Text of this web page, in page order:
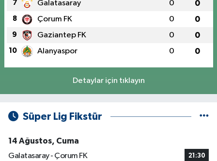
7 Galatasaray 0 0
8 Çorum FK 0 0
9 Gaziantep FK 0 0
10 Alanyaspor 0 0
Detaylar için tıklayın
Süper Lig Fikstür
14 Ağustos, Cuma
Galatasaray - Çorum FK
21:30